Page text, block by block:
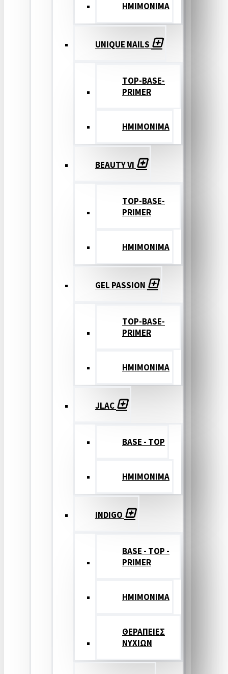
ΗΜΙΜΟΝΙΜΑ
UNIQUE NAILS
TOP-BASE-
PRIMER
ΗΜΙΜΟΝΙΜΑ
BEAUTY VI
TOP-BASE-
PRIMER
ΗΜΙΜΟΝΙΜΑ
GEL PASSION
TOP-BASE-
PRIMER
ΗΜΙΜΟΝΙΜΑ
JLAC
BASE - TOP
ΗΜΙΜΟΝΙΜΑ
INDIGO
BASE - TOP -
PRIMER
HMIMONIMA
ΘΕΡΑΠΕΙΕΣ
ΝΥΧΙΩΝ